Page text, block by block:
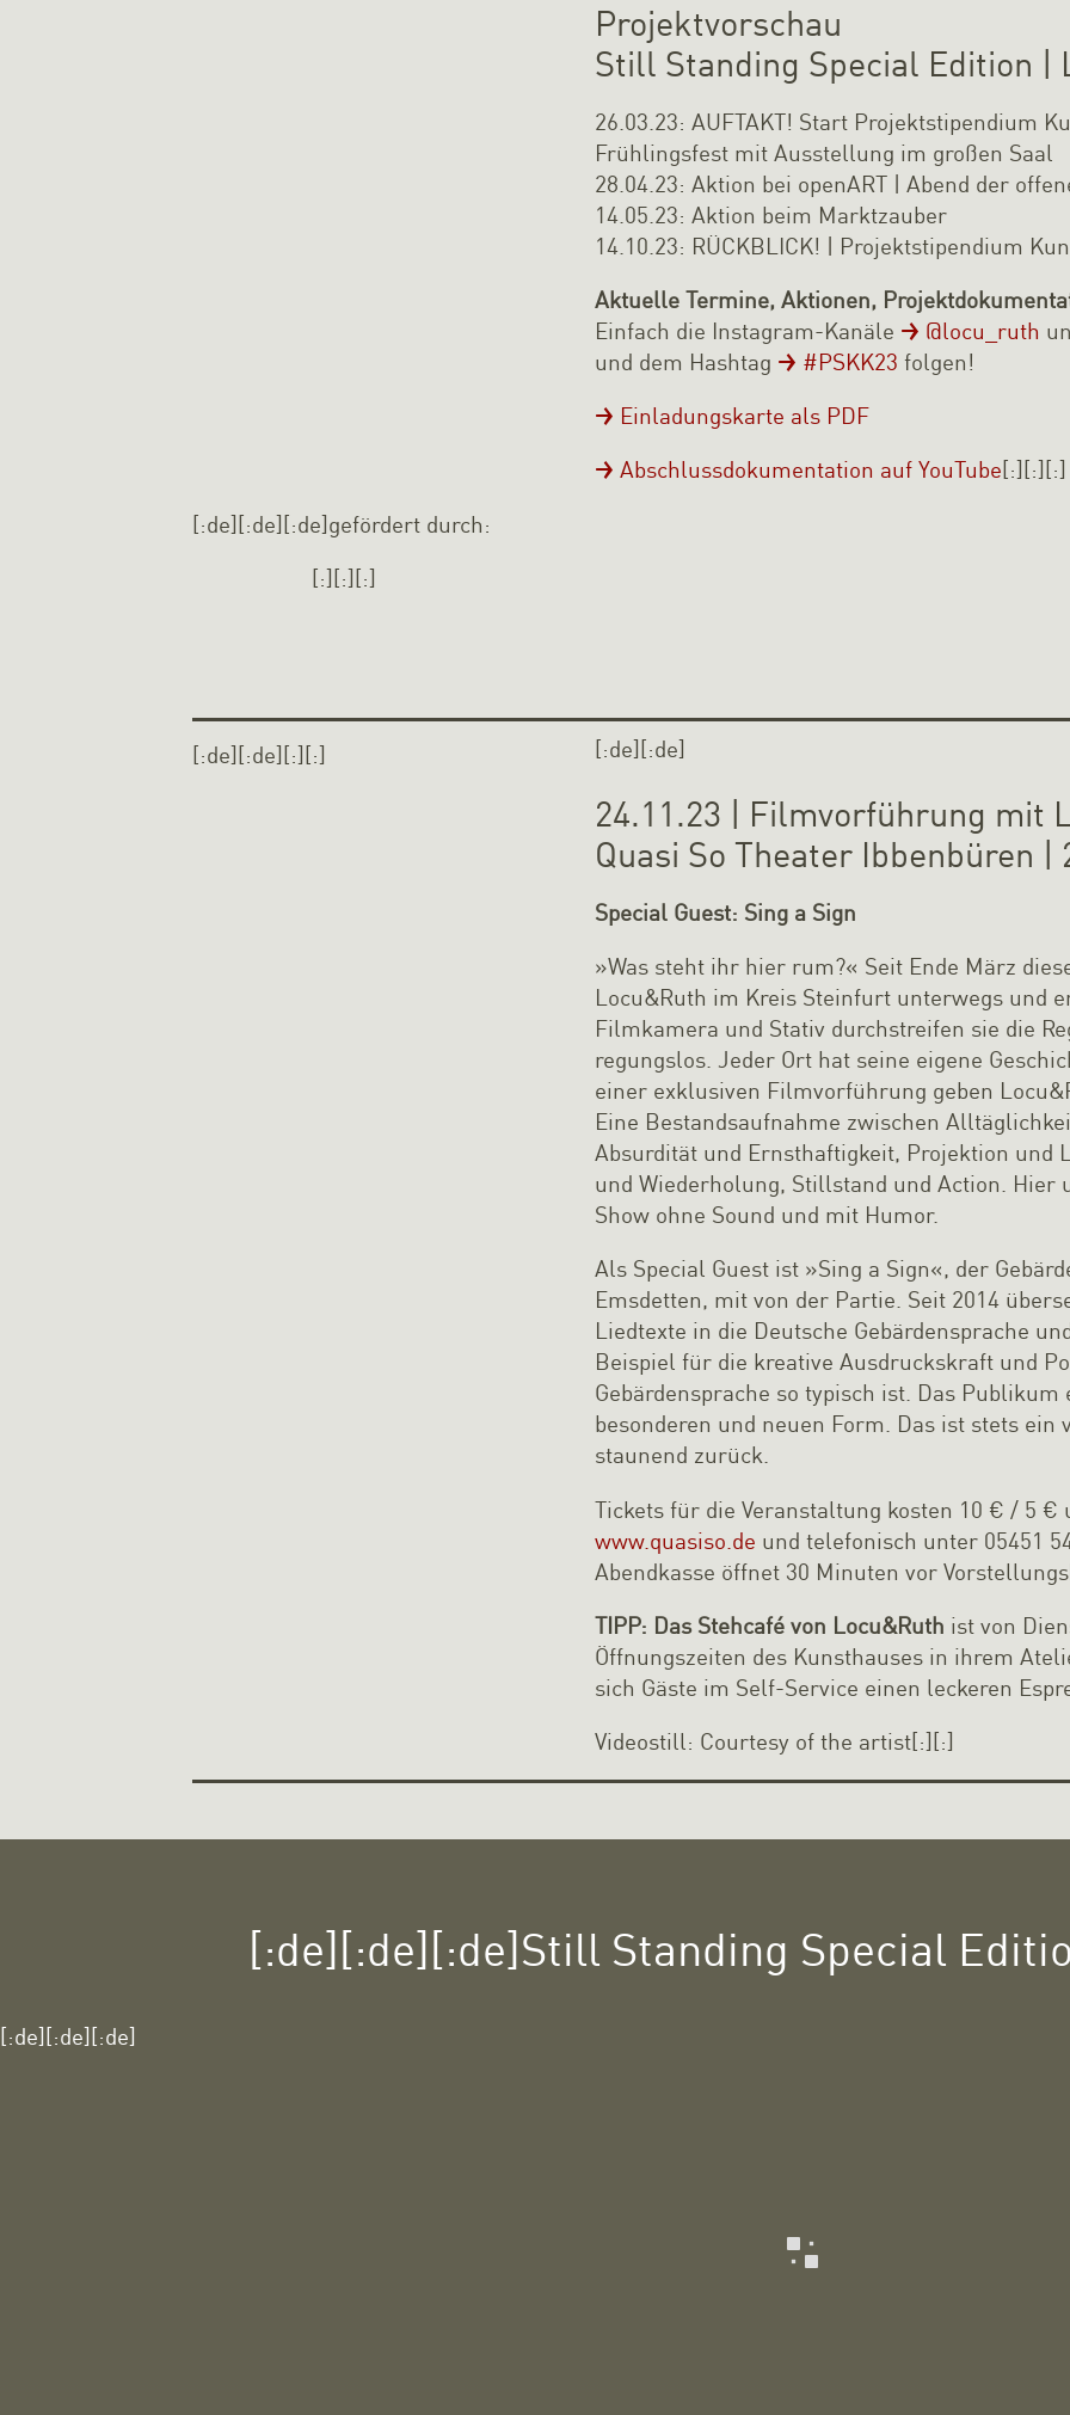
Projektvorschau
Still Standing Special Edition |
26.03.23: AUFTAKT! Start Projektstipendium
Frühlingsfest mit Ausstellung im großen Saal
28.04.23: Aktion bei openART | Abend der
14.05.23: Aktion beim Marktzauber
14.10.23: RÜCKBLICK! | Projektstipendium
Aktuelle Termine, Aktionen,
Einfach die Instagram-Kanäle
@locu_ruth
und dem Hashtag
#PSKK23 folgen!
Einladungskarte als PDF
Abschlussdokumentation auf YouTube[:][:][:]
[:de][:de][:de]gefördert durch:
[:][:][:]
[:de][:de][:][:] [:de][:de]
24.11.23 | Filmvorführung mit
Quasi So Theater Ibbenbüren |
Special Guest: Sing a Sign
»Was steht ihr hier rum?« Seit Ende März
Locu&Ruth im Kreis Steinfurt unterwegs und
Filmkamera und Stativ durchstreifen sie die
regungslos. Jeder Ort hat seine eigene
einer exklusiven Filmvorführung geben
Eine Bestandsaufnahme zwischen
Absurdität und Ernsthaftigkeit, Projektion und
und Wiederholung, Stillstand und Action. Hier
Show ohne Sound und mit Humor.
Als Special Guest ist »Sing a Sign«, der
Emsdetten, mit von der Partie. Seit 2014
Liedtexte in die Deutsche Gebärdensprache
Beispiel für die kreative Ausdruckskraft und
Gebärdensprache so typisch ist. Das
besonderen und neuen Form. Das ist stets
staunend zurück.
Tickets für die Veranstaltung kosten 10 € / 5
www.quasiso.de und telefonisch unter 05451
Abendkasse öffnet 30 Minuten vor
TIPP: Das Stehcafé von Locu&Ruth ist von
Öffnungszeiten des Kunsthauses in ihrem
sich Gäste im Self-Service einen leckeren
Videostill: Courtesy of the artist[:][:]
[:de][:de][:de]Still Standing Special
[:de][:de][:de]